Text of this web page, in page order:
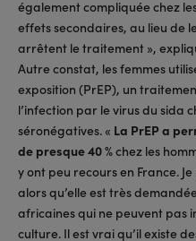
également compliquée chez
effets secondaires, au lieu de
arrêtent le traitement »,
Autre constat, les femmes
exposition (PrEP), un
l’infection par le virus du sida
séronégatives. « La PrEP a
de presque 40 %chez les
y ont peu recours en France.
alors qu’elle est très
africaines qui ne peuvent pas
culture. Il est vrai qu’il existe